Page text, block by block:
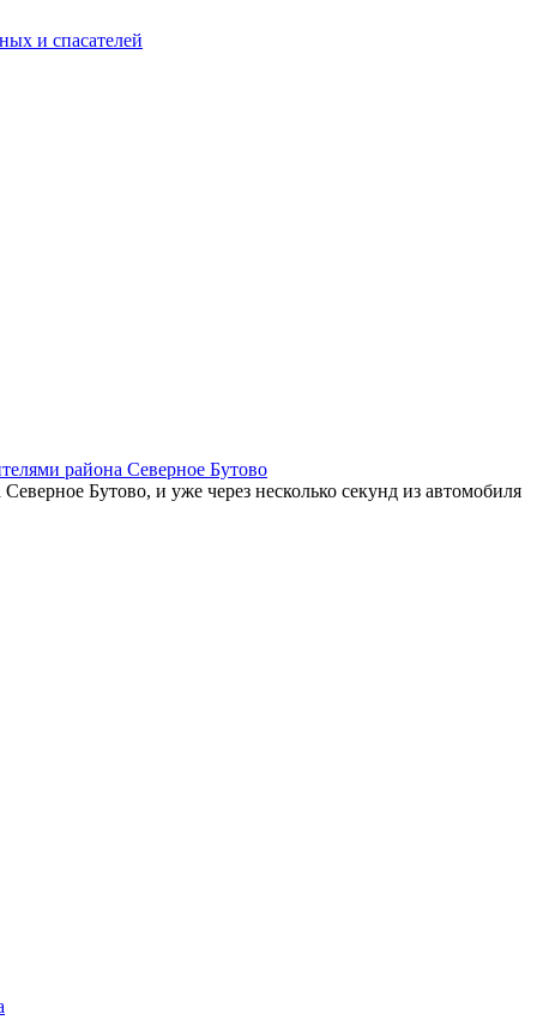
и спасателей
района Северное Бутово
Бутово, и уже через несколько секунд из автомобиля